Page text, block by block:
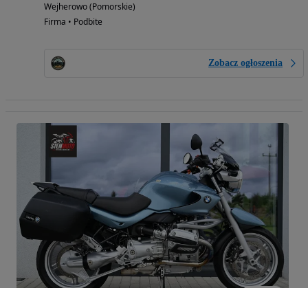
Wejherowo (Pomorskie)
Firma • Podbite
Zobacz ogłoszenia